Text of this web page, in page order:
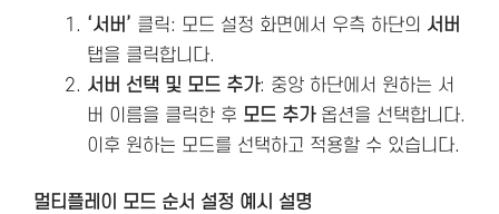
‘서버’ 클릭: 모드 설정 화면에서 우측 하단의 서버
탭을 클릭합니다.
서버 선택 및 모드 추가: 중앙 하단에서 원하는 서
버 이름을 클릭한 후 모드 추가옵션을 선택합니다.
이후 원하는 모드를 선택하고 적용할 수 있습니다.
멀티플레이 모드 순서 설정 예시 설명